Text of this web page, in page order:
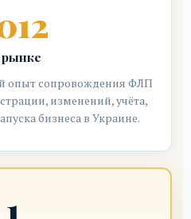
опыт сопровождения ФЛП
изменений, учёта,
бизнеса в Украине.
1